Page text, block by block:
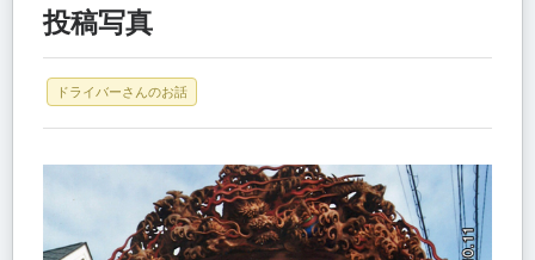
投稿写真
ドライバーさんのお話